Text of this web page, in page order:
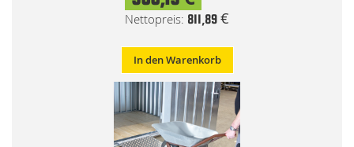
811,89 €
In den Warenkorb